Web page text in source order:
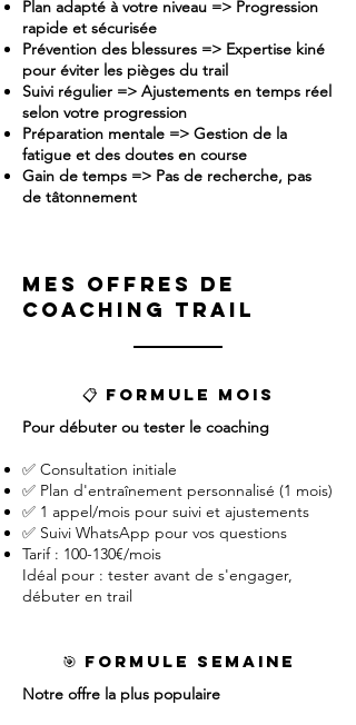
Plan adapté à votre niveau => Progression
rapide et sécurisée
Prévention des blessures => Expertise kiné
pour éviter les pièges du trail
Suivi régulier => Ajustements en temps réel
selon votre progression
Préparation mentale => Gestion de la
fatigue et des doutes en course
Gain de temps => Pas de recherche, pas
de tâtonnement
Mes offres de
coaching trail
📋 Formule Mois
Pour débuter ou tester le coaching
✅ Consultation initiale
✅ Plan d'entraînement personnalisé (1 mois)
✅ 1 appel/mois pour suivi et ajustements
✅ Suivi WhatsApp pour vos questions
Tarif : 100-130€/mois
Idéal pour : tester avant de s'engager,
débuter en trail
🎯 Formule Semaine
Notre offre la plus populaire